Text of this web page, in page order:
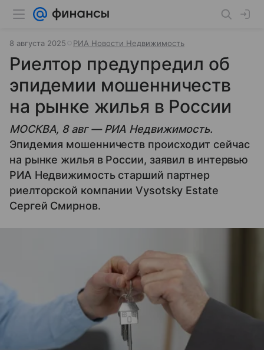
8 августа 2025 РИА Новости Недвижимость
Риелтор предупредил об
эпидемии мошенничеств
на рынке жилья в России
МОСКВА, 8 авг — РИА Недвижимость.
Эпидемия мошенничеств происходит сейчас
на рынке жилья в России, заявил в интервью
РИА Недвижимость старший партнер
риелторской компании Vysotsky Estate
Сергей Смирнов.